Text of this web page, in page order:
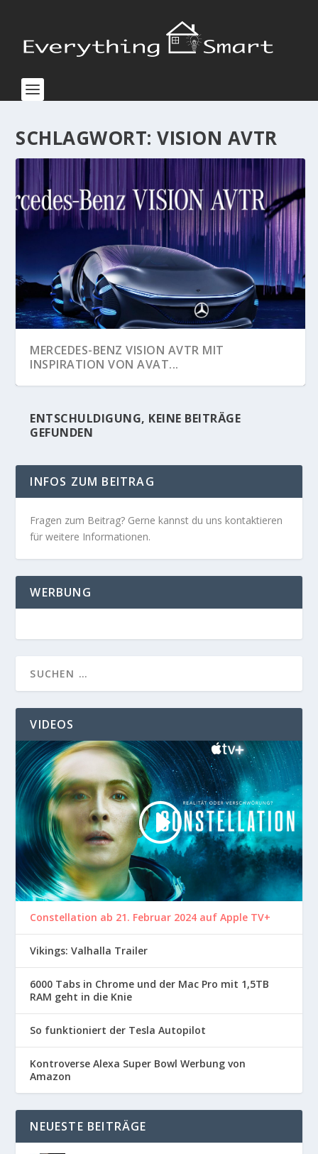
SCHLAGWORT:VISION AVTR
MERCEDES-BENZ VISION AVTR MIT
INSPIRATION VON AVAT...
ENTSCHULDIGUNG, KEINE BEITRÄGE
GEFUNDEN
INFOS ZUM BEITRAG
Fragen zum Beitrag? Gerne kannst du uns kontaktieren
für weitere Informationen.
WERBUNG
VIDEOS
Constellation ab 21. Februar 2024 auf Apple TV+
Vikings: Valhalla Trailer
6000 Tabs in Chrome und der Mac Pro mit 1,5TB
RAM geht in die Knie
So funktioniert der Tesla Autopilot
Kontroverse Alexa Super Bowl Werbung von
Amazon
NEUESTE BEITRÄGE